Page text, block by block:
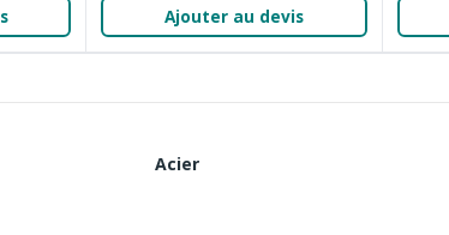
Ajouter au devis
Acier